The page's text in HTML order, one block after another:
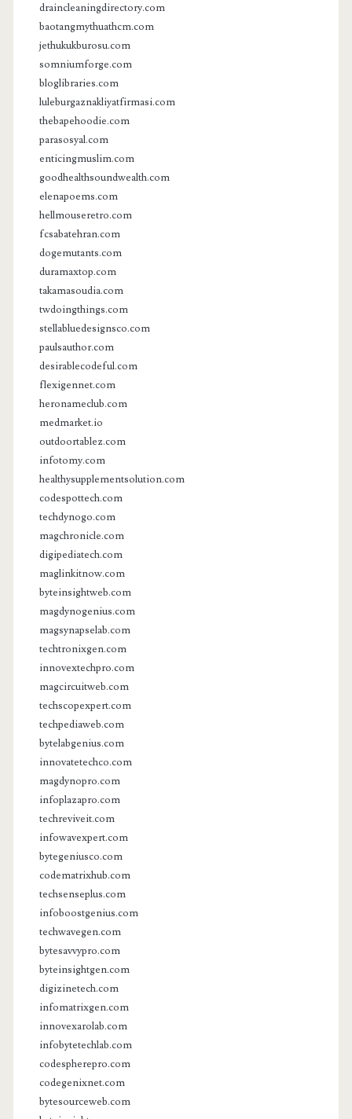
draincleaningdirectory.com
baotangmythuathcm.com
jethukukburosu.com
somniumforge.com
bloglibraries.com
luleburgaznakliyatfirmasi.com
thebapehoodie.com
parasosyal.com
enticingmuslim.com
goodhealthsoundwealth.com
elenapoems.com
hellmouseretro.com
fcsabatehran.com
dogemutants.com
duramaxtop.com
takamasoudia.com
twdoingthings.com
stellabluedesignsco.com
paulsauthor.com
desirablecodeful.com
flexigennet.com
heronameclub.com
medmarket.io
outdoortablez.com
infotomy.com
healthysupplementsolution.com
codespottech.com
techdynogo.com
magchronicle.com
digipediatech.com
maglinkitnow.com
byteinsightweb.com
magdynogenius.com
magsynapselab.com
techtronixgen.com
innovextechpro.com
magcircuitweb.com
techscopexpert.com
techpediaweb.com
bytelabgenius.com
innovatetechco.com
magdynopro.com
infoplazapro.com
techreviveit.com
infowavexpert.com
bytegeniusco.com
codematrixhub.com
techsenseplus.com
infoboostgenius.com
techwavegen.com
bytesavvypro.com
byteinsightgen.com
digizinetech.com
infomatrixgen.com
innovexarolab.com
infobytetechlab.com
codespherepro.com
codegenixnet.com
bytesourceweb.com